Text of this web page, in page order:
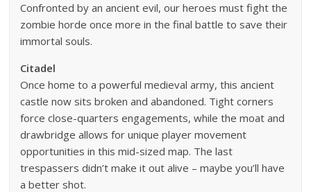
Confronted by an ancient evil, our heroes must fight the
zombie horde once more in the final battle to save their
immortal souls.
Citadel
Once home to a powerful medieval army, this ancient
castle now sits broken and abandoned. Tight corners
force close-quarters engagements, while the moat and
drawbridge allows for unique player movement
opportunities in this mid-sized map. The last
trespassers didn’t make it out alive – maybe you’ll have
a better shot.